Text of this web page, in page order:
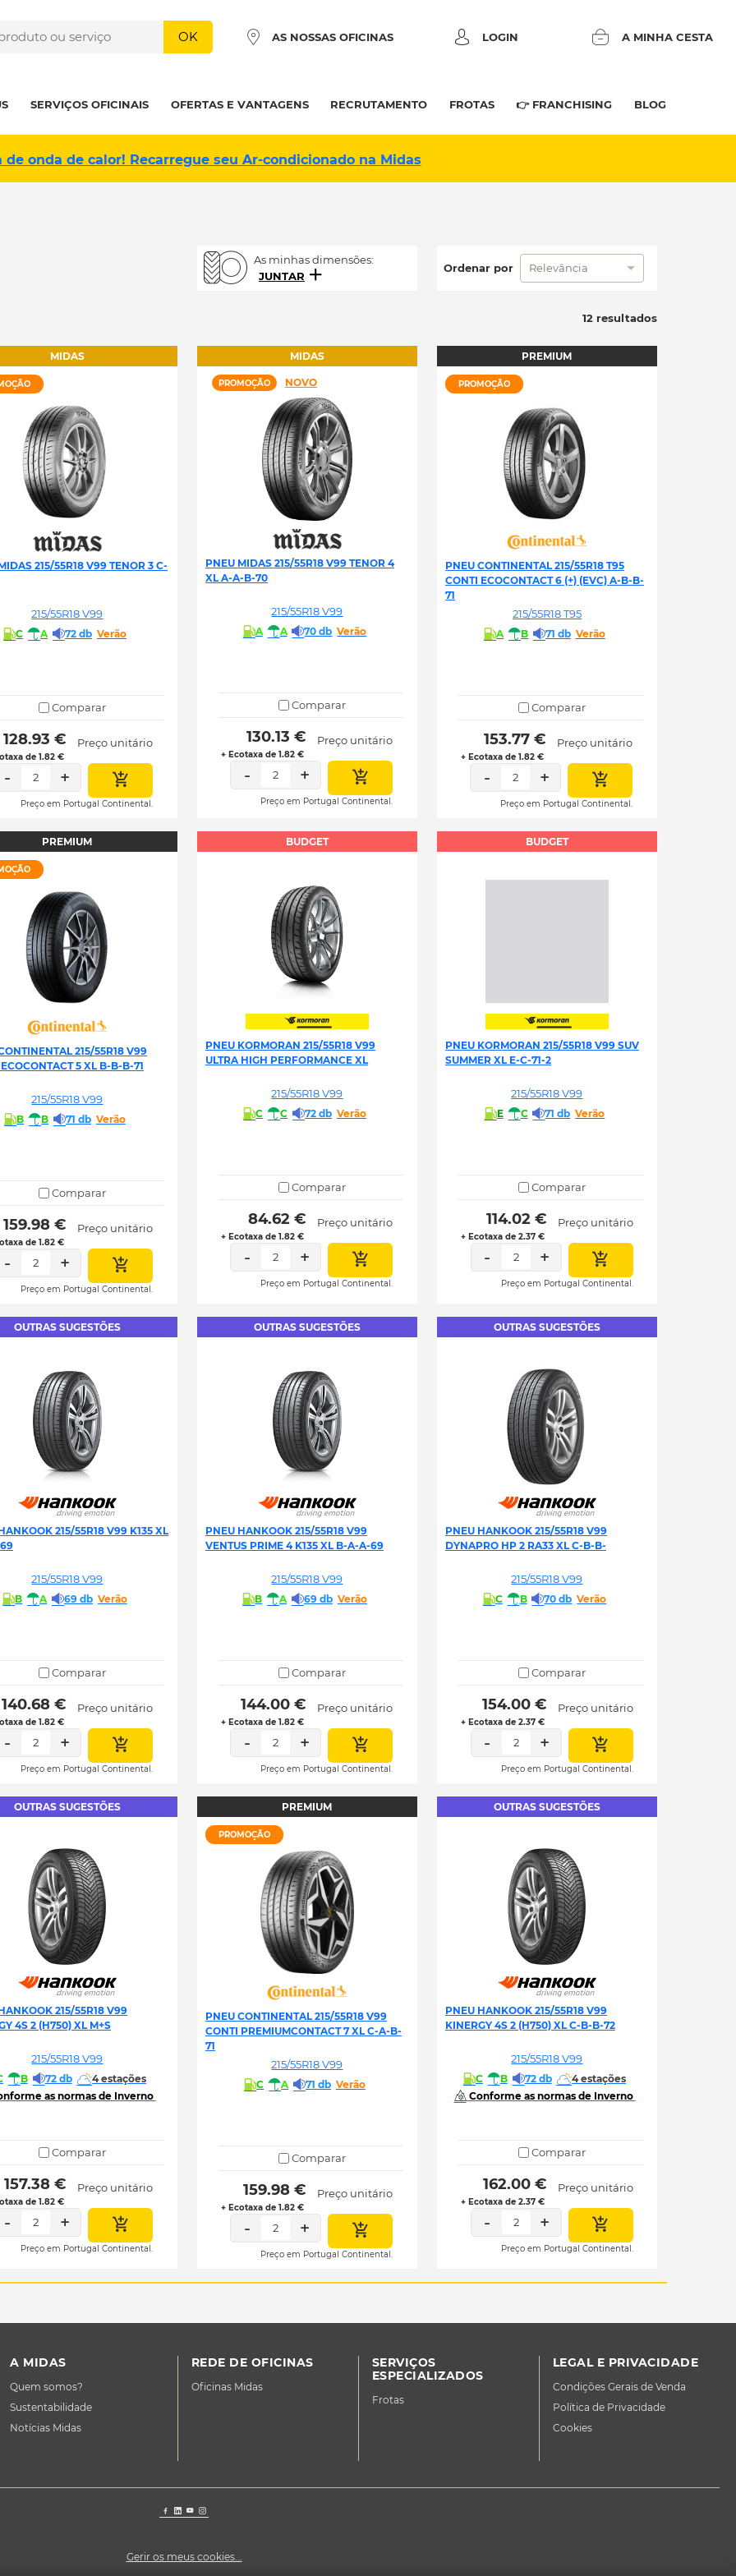
OK AS NOSSAS OFICINAS LOGIN A MINHA CESTA
SERVIÇOS OFICINAIS OFERTAS E VANTAGENS RECRUTAMENTO FROTAS 👉 FRANCHISING BLOG
de onda de calor! Recarregue seu Ar-condicionado na Midas
As minhas dimensões:
JUNTAR
Ordenar por Relevância
12 resultados
MIDAS
215/55R18 V99 TENOR 3 C-
215/55R18 V99
C A 72 db Verão
Comparar
128.93 €
de 1.82 €
Preço unitário
- 2 +
Preço em Portugal Continental.
MIDAS
PROMOÇÃO NOVO
PNEU MIDAS 215/55R18 V99 TENOR 4
XL A-A-B-70
215/55R18 V99
A A 70 db Verão
Comparar
130.13 €
+ Ecotaxa de 1.82 €
Preço unitário
- 2 +
Preço em Portugal Continental.
PREMIUM
PROMOÇÃO
PNEU CONTINENTAL 215/55R18 T95
CONTI ECOCONTACT 6 (+) (EVC) A-B-B-
71
215/55R18 T95
A B 71 db Verão
Comparar
153.77 €
+ Ecotaxa de 1.82 €
Preço unitário
- 2 +
Preço em Portugal Continental.
PREMIUM
215/55R18 V99
5 XL B-B-B-71
215/55R18 V99
B B 71 db Verão
Comparar
159.98 €
de 1.82 €
Preço unitário
- 2 +
Preço em Portugal Continental.
BUDGET
PNEU KORMORAN 215/55R18 V99
ULTRA HIGH PERFORMANCE XL
215/55R18 V99
C C 72 db Verão
Comparar
84.62 €
+ Ecotaxa de 1.82 €
Preço unitário
- 2 +
Preço em Portugal Continental.
BUDGET
PNEU KORMORAN 215/55R18 V99 SUV
SUMMER XL E-C-71-2
215/55R18 V99
E C 71 db Verão
Comparar
114.02 €
+ Ecotaxa de 2.37 €
Preço unitário
- 2 +
Preço em Portugal Continental.
OUTRAS SUGESTÕES
215/55R18 V99 K135 XL
215/55R18 V99
B A 69 db Verão
Comparar
€
de 1.82 €
Preço unitário
- 2 +
Preço em Portugal Continental.
OUTRAS SUGESTÕES
PNEU HANKOOK 215/55R18 V99
VENTUS PRIME 4 K135 XL B-A-A-69
215/55R18 V99
B A 69 db Verão
Comparar
144.00 €
+ Ecotaxa de 1.82 €
Preço unitário
- 2 +
Preço em Portugal Continental.
OUTRAS SUGESTÕES
PNEU HANKOOK 215/55R18 V99
DYNAPRO HP 2 RA33 XL C-B-B-
215/55R18 V99
C B 70 db Verão
Comparar
154.00 €
+ Ecotaxa de 2.37 €
Preço unitário
- 2 +
Preço em Portugal Continental.
OUTRAS SUGESTÕES
215/55R18 V99
4S 2 (H750) XL M+S
215/55R18 V99
B 72 db
4 estações
as normas de Inverno
Comparar
157.38 €
de 1.82 €
Preço unitário
- 2 +
Preço em Portugal Continental.
PREMIUM
PROMOÇÃO
PNEU CONTINENTAL 215/55R18 V99
CONTI PREMIUMCONTACT 7 XL C-A-B-
71
215/55R18 V99
C A 71 db Verão
Comparar
159.98 €
+ Ecotaxa de 1.82 €
Preço unitário
- 2 +
Preço em Portugal Continental.
OUTRAS SUGESTÕES
PNEU HANKOOK 215/55R18 V99
KINERGY 4S 2 (H750) XL C-B-B-72
215/55R18 V99
C B 72 db
4 estações
Conforme as normas de Inverno
Comparar
162.00 €
+ Ecotaxa de 2.37 €
Preço unitário
- 2 +
Preço em Portugal Continental.
A MIDAS
Quem somos?
Sustentabilidade
Notícias Midas
REDE DE OFICINAS
Oficinas Midas
SERVIÇOS
ESPECIALIZADOS
Frotas
LEGAL E PRIVACIDADE
Condições Gerais de Venda
Política de Privacidade
Cookies
Gerir os meus cookies...